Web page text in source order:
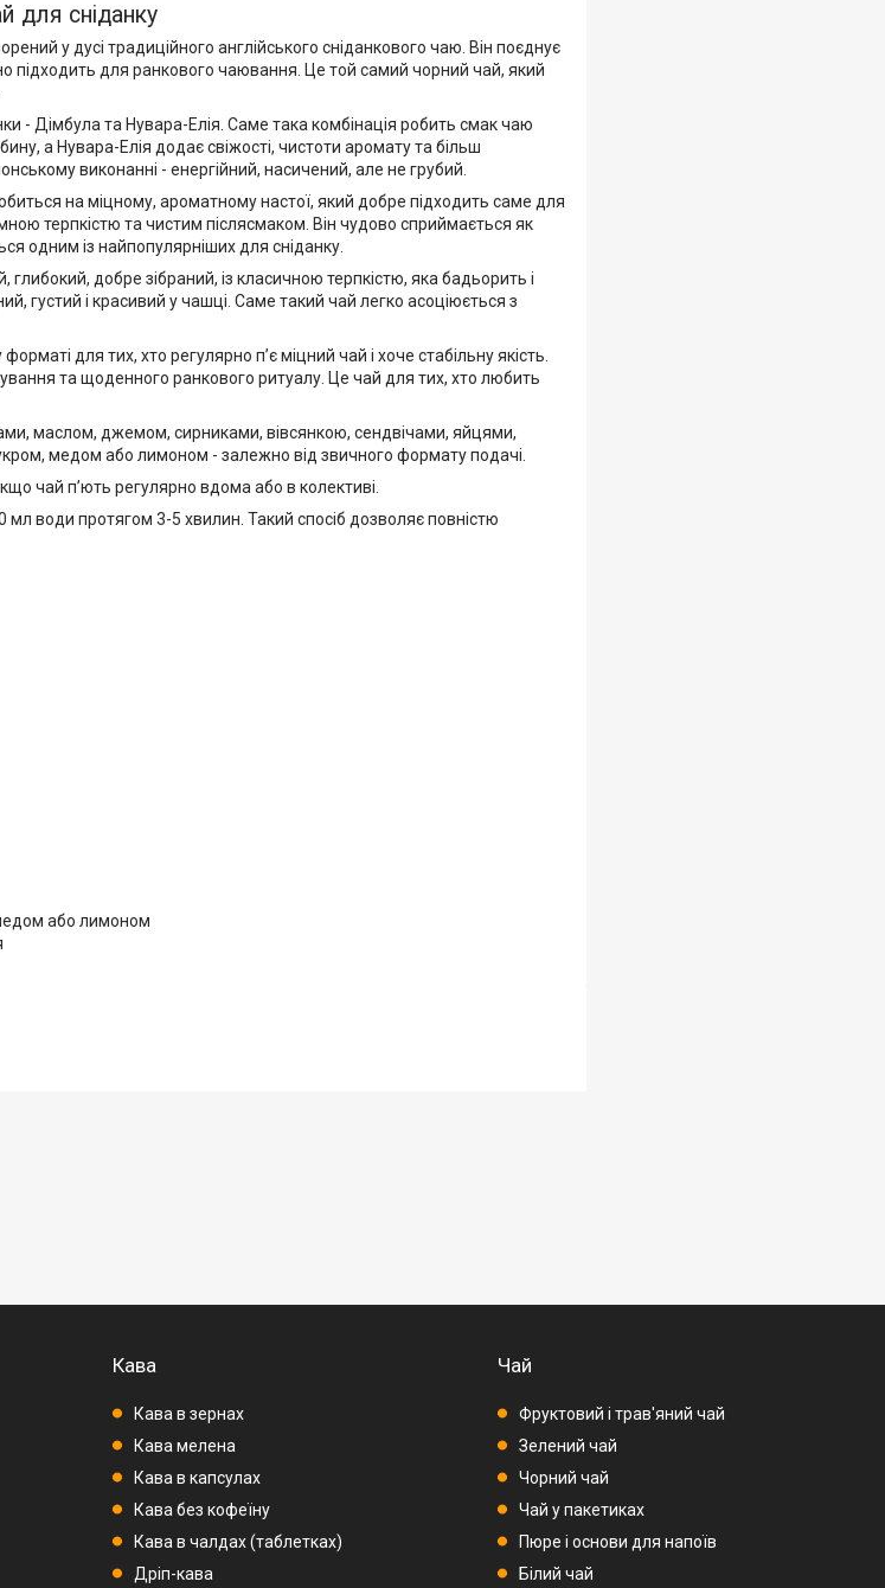
для сніданку
у дусі традиційного англійського сніданкового чаю. Він поєднує
підходить для ранкового чаювання. Це той самий чорний чай, який
- Дімбула та Нувара-Елія. Саме така комбінація робить смак чаю
а Нувара-Елія додає свіжості, чистоти аромату та більш
виконанні - енергійний, насичений, але не грубий.
на міцному, ароматному настої, який добре підходить саме для
терпкістю та чистим післясмаком. Він чудово сприймається як
одним із найпопулярніших для сніданку.
добре зібраний, із класичною терпкістю, яка бадьорить і
густий і красивий у чашці. Саме такий чай легко асоціюється з
для тих, хто регулярно п’є міцний чай і хоче стабільну якість.
та щоденного ранкового ритуалу. Це чай для тих, хто любить
маслом, джемом, сирниками, вівсянкою, сендвічами, яйцями,
медом або лимоном - залежно від звичного формату подачі.
чай п’ють регулярно вдома або в колективі.
води протягом 3-5 хвилин. Такий спосіб дозволяє повністю
або лимоном
Кава
Кава в зернах
Кава мелена
Кава в капсулах
Кава без кофеїну
Кава в чалдах (таблетках)
Дріп-кава
Чай
Фруктовий і трав'яний чай
Зелений чай
Чорний чай
Чай у пакетиках
Пюре і основи для напоїв
Білий чай